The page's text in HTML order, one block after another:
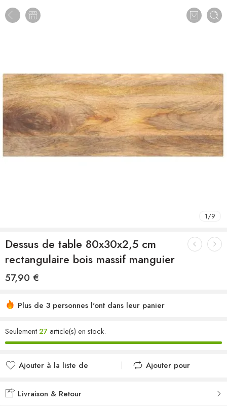
1/9
Dessus de table 80x30x2,5 cm
rectangulaire bois massif manguier
57,90 €
Plus de 3 personnes l'ont dans leur panier
Seulement27article(s) en stock.
Ajouter à la liste de
Ajouté à la liste de
Ajouter pour
Livraison & Retour